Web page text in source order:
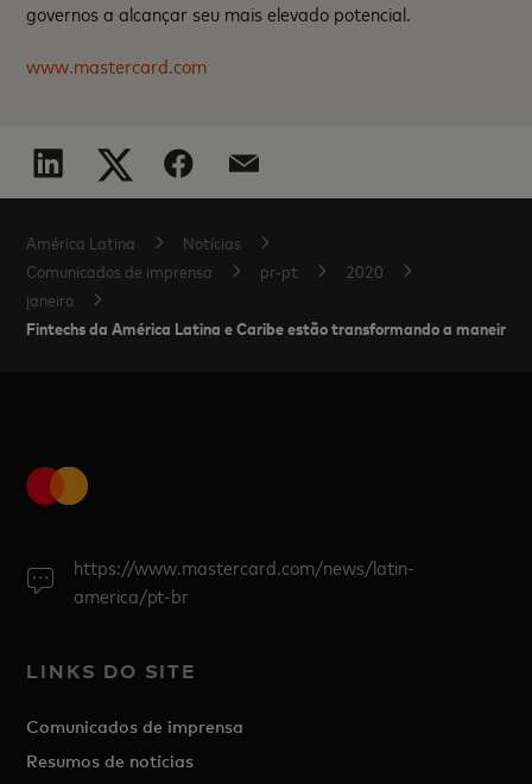
governos a alcançar seu mais elevado potencial.
www.mastercard.com
América Latina
Notícias
Comunicados de imprensa
pr-pt
2020
janeiro
Fintechs da América Latina e Caribe estão transformando a maneira
https://www.mastercard.com/news/latin-
america/pt-br
LINKS DO SITE
Comunicados de imprensa
Resumos de notícias